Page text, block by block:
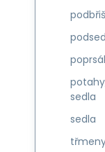
sedla
sedla